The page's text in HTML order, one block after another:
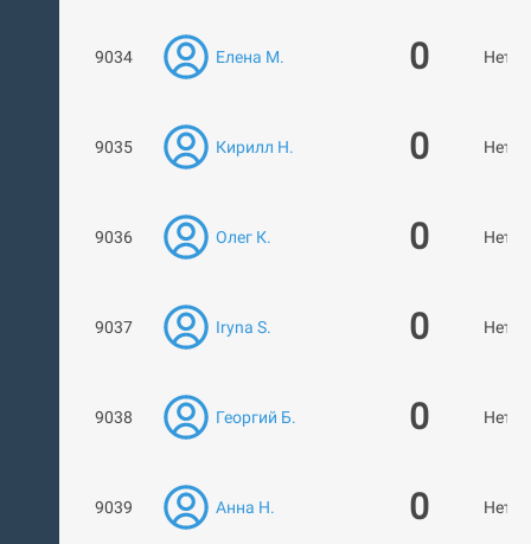
9034 Елена М. 0 Нет
9035 Кирилл Н. 0 Нет
9036 Олег К. 0 Нет
9037 Iryna S. 0 Нет
9038 Георгий Б. 0 Нет
9039 Анна Н. 0 Нет